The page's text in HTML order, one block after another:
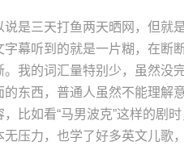
是三天打鱼两天晒网，但就
幕听到的就是一片糊，在断
我的词汇量特别少，虽然没
东西，普通人虽然不能理解
比如看“马男波克”这样的剧时
压力，也学了好多英文儿歌